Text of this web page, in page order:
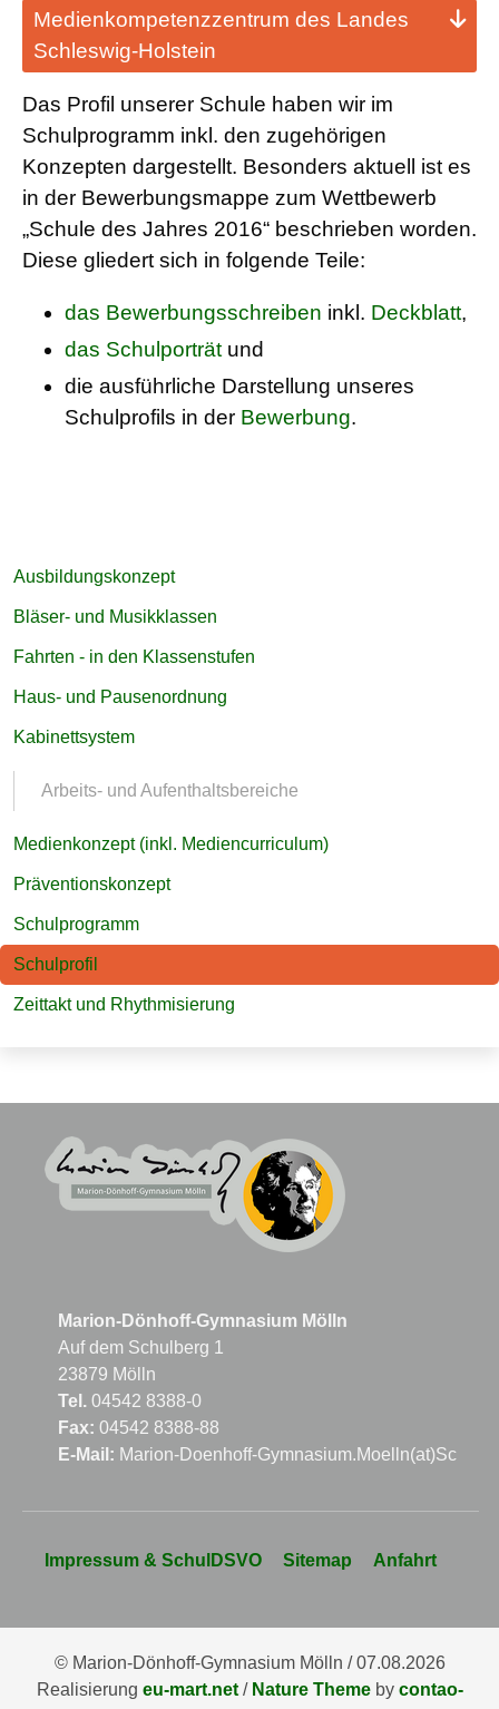
Medienkompetenzzentrum des Landes
Schleswig-Holstein
Das Profil unserer Schule haben wir im
Schulprogramm inkl. den zugehörigen
Konzepten dargestellt. Besonders aktuell ist es
in der Bewerbungsmappe zum Wettbewerb
„Schule des Jahres 2016“ beschrieben worden.
Diese gliedert sich in folgende Teile:
das Bewerbungsschreiben inkl. Deckblatt,
das Schulporträt und
die ausführliche Darstellung unseres
Schulprofils in der Bewerbung.
überspringen
Ausbildungskonzept
Bläser- und Musikklassen
Fahrten - in den Klassenstufen
Haus- und Pausenordnung
Kabinettsystem
Arbeits- und Aufenthaltsbereiche
Medienkonzept (inkl. Mediencurriculum)
Präventionskonzept
Schulprogramm
Schulprofil
Zeittakt und Rhythmisierung
Marion-Dönhoff-Gymnasium Mölln
Auf dem Schulberg 1
23879 Mölln
Tel. 04542 8388-0
Fax: 04542 8388-88
E-Mail: Marion-Doenhoff-
überspringen
Impressum & SchulDSVO Sitemap Anfahrt
© Marion-Dönhoff-Gymnasium Mölln / 07.08.2026
Realisierung eu-mart.net/ Nature Themeby contao-